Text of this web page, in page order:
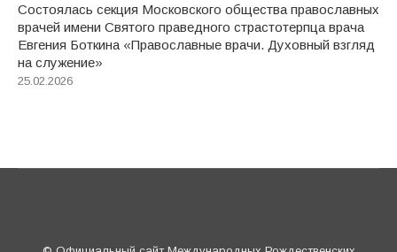
Состоялась секция Московского общества православных
врачей имени Святого праведного страстотерпца врача
Евгения Боткина «Православные врачи. Духовный взгляд
на служение»
25.02.2026